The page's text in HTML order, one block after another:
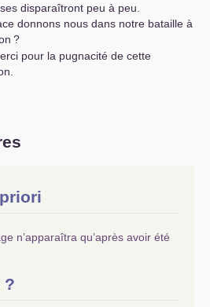
disparaîtront peu à peu.
donnons nous dans notre bataille à
?
pour la pugnacité de cette
n’apparaîtra qu’après avoir été
?